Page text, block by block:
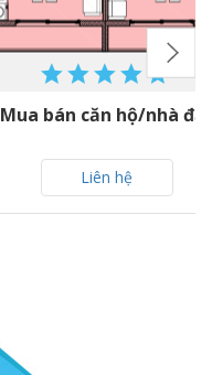
Mua bán căn hộ/nhà
Liên hệ